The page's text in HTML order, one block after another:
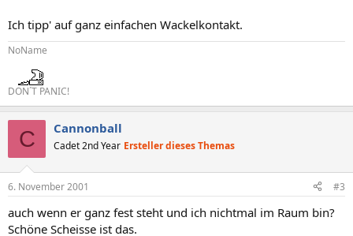
Ich tipp' auf ganz einfachen Wackelkontakt.
NoName
DON´T PANIC!
C Cannonball
Cadet 2nd Year Ersteller dieses Themas
6. November 2001 #3
auch wenn er ganz fest steht und ich nichtmal im Raum bin?
Schöne Scheisse ist das.